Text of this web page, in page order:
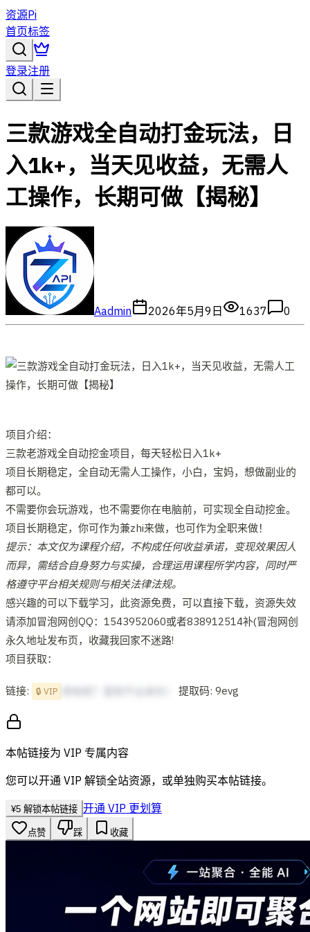
资源Pi
首页标签
登录注册
三款游戏全自动打金玩法，日
入1k+，当天见收益，无需人
工操作，长期可做【揭秘】
Aadmin 2026年5月9日 1637 0
项目介绍：
三款老游戏全自动挖金项目，每天轻松日入1k+
项目长期稳定，全自动无需人工操作，小白，宝妈，想做副业的
都可以。
不需要你会玩游戏，也不需要你在电脑前，可实现全自动挖金。
项目长期稳定，你可作为兼zhi来做，也可作为全职来做！
提示：本文仅为课程介绍，不构成任何收益承诺，变现效果因人
而异，需结合自身努力与实操，合理运用课程所学内容，同时严
格遵守平台相关规则与相关法律法规。
感兴趣的可以下载学习，此资源免费，可以直接下载，资源失效
请添加冒泡网创QQ：1543952060或者838912514补(冒泡网创
永久地址发布页，收藏我回家不迷路!
项目获取：
链接: 🔒 VIP 提取码: 9evg
本帖链接为 VIP 专属内容
您可以开通 VIP 解锁全站资源，或单独购买本帖链接。
¥5 解锁本帖链接 开通 VIP 更划算
点赞 踩 收藏